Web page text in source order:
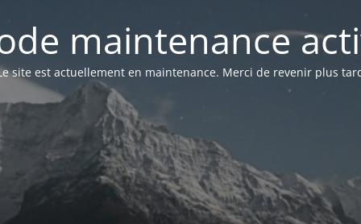
maintenance
site est actuellement en maintenance. Merci de revenir plus